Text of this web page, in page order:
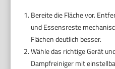
Bereite die Fläche vor.
und Essensreste
Flächen deutlich besser.
Wähle das richtige Gerät
Dampfreiniger mit